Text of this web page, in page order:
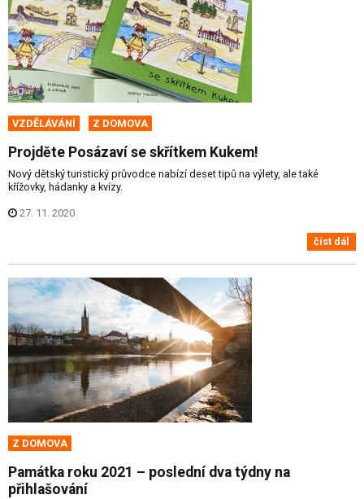
VZDĚLÁVÁNÍ Z DOMOVA
Projděte Posázaví se skřítkem Kukem!
Nový dětský turistický průvodce nabízí deset tipů na výlety, ale také
křížovky, hádanky a kvízy.
27. 11. 2020
číst dál
Z DOMOVA
Památka roku 2021 – poslední dva týdny na
přihlašování